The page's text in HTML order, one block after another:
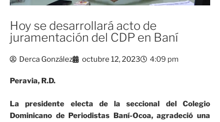
Hoy se desarrollará acto de
juramentación del CDP en Baní
Derca González octubre 12, 2023 4:09 pm
Peravia, R.D.
La presidente electa de la seccional del Colegio
Dominicano de Periodistas Baní-Ocoa, agradeció una